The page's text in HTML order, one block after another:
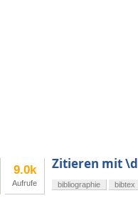
9.0k
Aufrufe
Zitieren mit
bibliographie bibtex